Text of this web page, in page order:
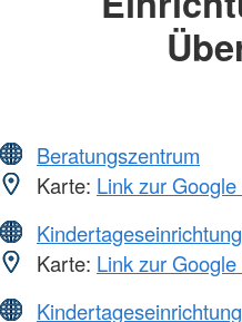
Beratungszentrum
Karte: Link zur
Kindertageseinrichtung
Karte: Link zur
Kindertageseinrichtung